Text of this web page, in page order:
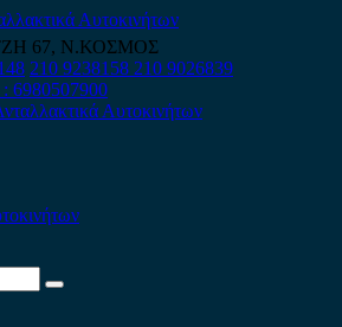
67, Ν.ΚΟΣΜΟΣ
210 9238158 210 9026839
6980507900